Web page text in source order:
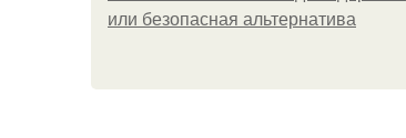
или безопасная альтернатива